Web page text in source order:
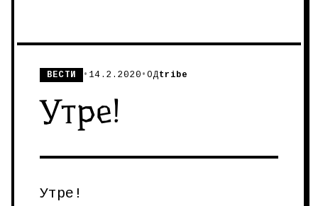
ВЕСТИ • 14.2.2020 •ОДtribe
Утре!
Утре!